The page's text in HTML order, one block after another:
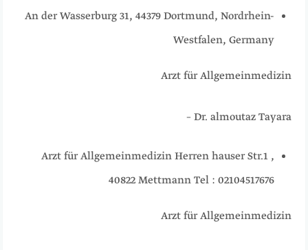
An der Wasserburg 31, 44379 Dortmund, Nordrhein-
Westfalen, Germany
Arzt für Allgemeinmedizin
Dr. almoutaz Tayara –
Arzt für Allgemeinmedizin Herren hauser Str.1 ,
40822 Mettmann Tel : 02104517676
Arzt für Allgemeinmedizin